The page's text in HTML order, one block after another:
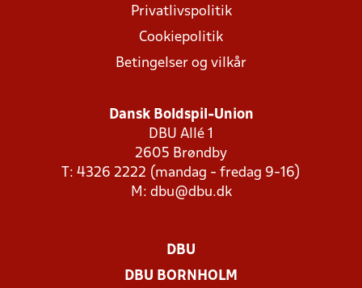
Privatlivspolitik
Cookiepolitik
Betingelser og vilkår
Dansk Boldspil-Union
DBU Allé 1
2605 Brøndby
T: 4326 2222 (mandag - fredag 9-16)
M: dbu@dbu.dk
DBU
DBU BORNHOLM